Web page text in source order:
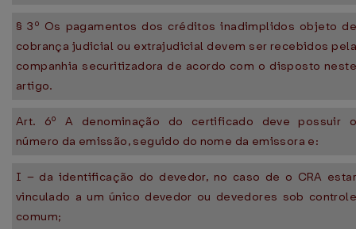
§ 3º Os pagamentos dos créditos inadimplidos objeto de
cobrança judicial ou extrajudicial devem ser recebidos pela
companhia securitizadora de acordo com o disposto neste
artigo.
Art. 6º A denominação do certificado deve possuir o
número da emissão, seguido do nome da emissora e:
I – da identificação do devedor, no caso de o CRA estar
vinculado a um único devedor ou devedores sob controle
comum;